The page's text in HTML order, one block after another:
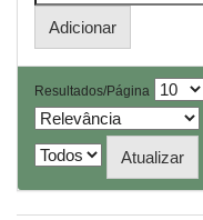
Resultados/Página